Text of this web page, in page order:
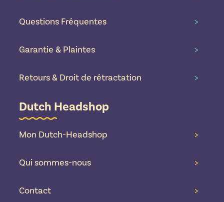
Questions Fréquentes >
Garantie & Plaintes >
Retours & Droit de rétractation >
Dutch Headshop
Mon Dutch-Headshop >
Qui sommes-nous >
Contact >